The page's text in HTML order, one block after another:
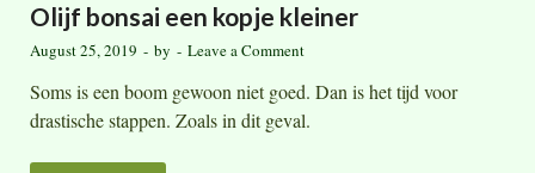
Olijf bonsai een kopje kleiner
August 25, 2019 - by - Leave a Comment
Soms is een boom gewoon niet goed. Dan is het tijd voor
drastische stappen. Zoals in dit geval.